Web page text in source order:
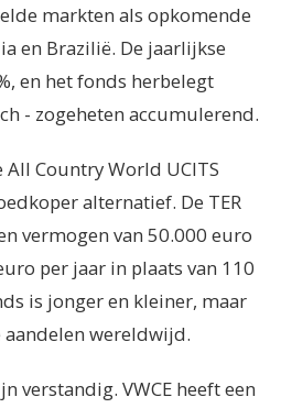
markten als opkomende
en Brazilië. De jaarlijkse
en het fonds herbelegt
- zogeheten accumulerend.
Country World UCITS
alternatief. De TER
vermogen van 50.000 euro
per jaar in plaats van 110
is jonger en kleiner, maar
wereldwijd.
verstandig. VWCE heeft een